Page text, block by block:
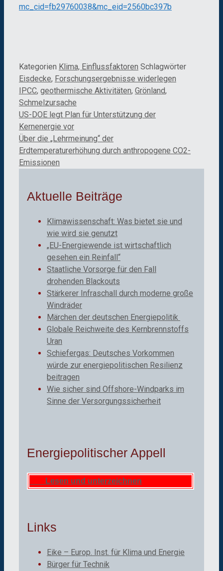
mc_cid=fb29760038&mc_eid=2560bc397b
Kategorien Klima, Einflussfaktoren Schlagwörter
Eisdecke, Forschungsergebnisse widerlegen
IPCC, geothermische Aktivitäten, Grönland,
Schmelzursache
US-DOE legt Plan für Unterstützung der
Kernenergie vor
Über die „Lehrmeinung“ der
Erdtemperaturerhöhung durch anthropogene CO2-
Emissionen
Aktuelle Beiträge
Klimawissenschaft: Was bietet sie und
wie wird sie genutzt
„EU-Energiewende ist wirtschaftlich
gesehen ein Reinfall“
Staatliche Vorsorge für den Fall
drohenden Blackouts
Stärkerer Infraschall durch moderne große
Windräder
Märchen der deutschen Energiepolitik
Globale Reichweite des Kernbrennstoffs
Uran
Schiefergas: Deutsches Vorkommen
würde zur energiepolitischen Resilienz
beitragen
Wie sicher sind Offshore-Windparks im
Sinne der Versorgungssicherheit
Energiepolitischer Appell
Lesen und unterzeichnen
Links
Eike – Europ. Inst. für Klima und Energie
Bürger für Technik